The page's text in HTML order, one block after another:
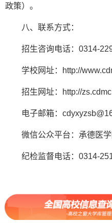
政策）。
八、联系方式：
招生咨询电话：0314-
学校网址：http://
招生网址：http://
电子邮箱：
微信公众平台：承德医
纪检监督电话：0314-